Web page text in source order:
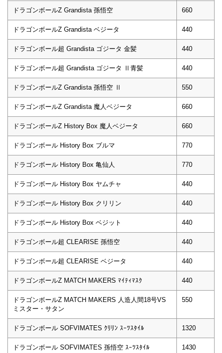
ドラゴンボールZ Grandista 孫悟空 660
ドラゴンボールZ Grandista ベジータ 440
ドラゴンボール超 Grandista ゴジータ 金髪 440
ドラゴンボール超 Grandista ゴジータ Ⅱ青髪 440
ドラゴンボールZ Grandista 孫悟空 Ⅱ 550
ドラゴンボールZ Grandista 魔人ベジータ 660
ドラゴンボールZ History Box 魔人ベジータ 660
ドラゴンボール History Box ブルマ 770
ドラゴンボール History Box 亀仙人 770
ドラゴンボール History Box ヤムチャ 440
ドラゴンボール History Box クリリン 440
ドラゴンボール History Box ベジット 440
ドラゴンボール超 CLEARISE 孫悟空 440
ドラゴンボール超 CLEARISE ベジータ 440
ドラゴンボールZ MATCH MAKERS ﾏｲﾃｨﾏｽｸ 440
ドラゴンボールZ MATCH MAKERS 人造人間18号VS
ミスター・サタン
550
ドラゴンボール SOFVIMATES ｸﾘﾘﾝ ｽｰﾂｽﾀｲﾙ 1320
ドラゴンボール SOFVIMATES 孫悟空 ｽｰﾂｽﾀｲﾙ 1430